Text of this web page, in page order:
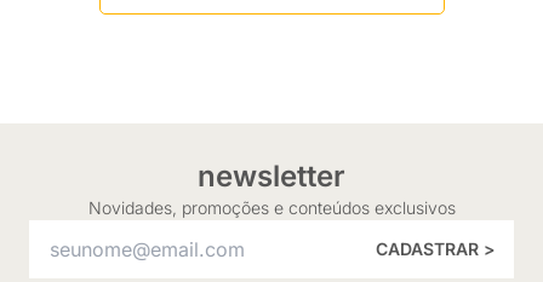
newsletter
Novidades, promoções e conteúdos exclusivos
CADASTRAR >